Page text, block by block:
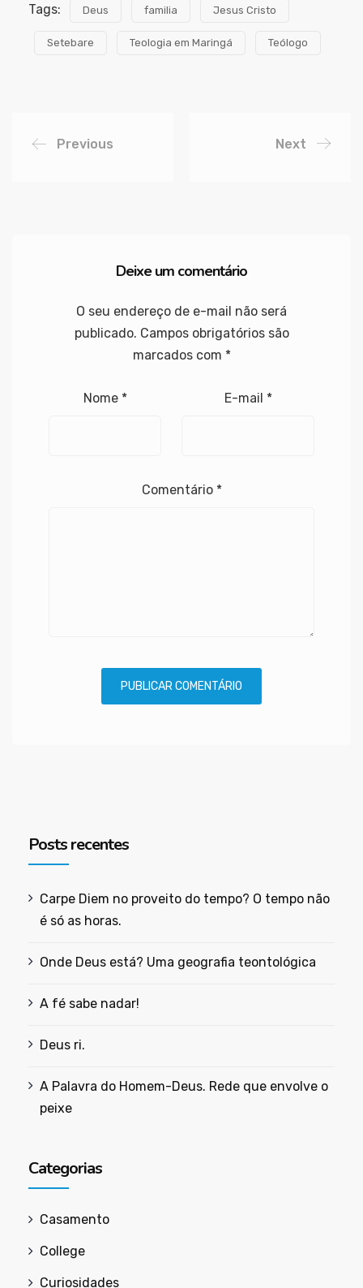
Tags: Deus familia Jesus Cristo
Setebare Teologia em Maringá Teólogo
Previous Next
Deixe um comentário
O seu endereço de e-mail não será
publicado. Campos obrigatórios são
marcados com *
Nome * E-mail *
Comentário *
Posts recentes
Carpe Diem no proveito do tempo? O tempo não
é só as horas.
Onde Deus está? Uma geografia teontológica
A fé sabe nadar!
Deus ri.
A Palavra do Homem-Deus. Rede que envolve o
peixe
Categorias
Casamento
College
Curiosidades